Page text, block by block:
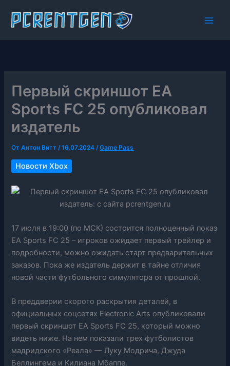
содержимому
Первый скриншот EA
Sports FC 25 опубликовал
издатель
ОтАнтон Витт/16.07.2024/Game Pass
Новости Xbox
17 июля в 19:00 (по МСК) состоится полноценный показ
EA Sports FC 25 – игроков ожидает первый трейлер и
подробности, можно ожидать старт предварительных
заказов. Пока же издатель держит в тайне отличия
новой части футбольного симулятора от прошлой.
В преддверии скорого раскрытия деталей, в
официальных соцсетях Electronic Arts опубликовали
первый скриншот EA Sports FC 25, который можно
видеть ниже. На нем показали трех футболистов
мадридского «Реала» — Луку Модрича, Джуда
Беллингема и Килиана Мбаппе.